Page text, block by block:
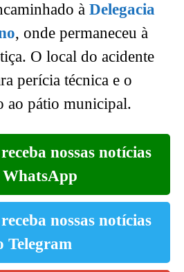
à Delegacia
, onde permaneceu à
O local do acidente
perícia técnica e o
ao pátio municipal.
nossas notícias
WhatsApp
nossas notícias
Telegram